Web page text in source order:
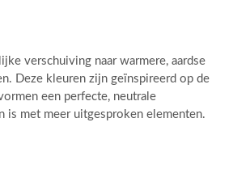
verschuiving naar warmere, aardse
Deze kleuren zijn geïnspireerd op de
een perfecte, neutrale
is met meer uitgesproken elementen.